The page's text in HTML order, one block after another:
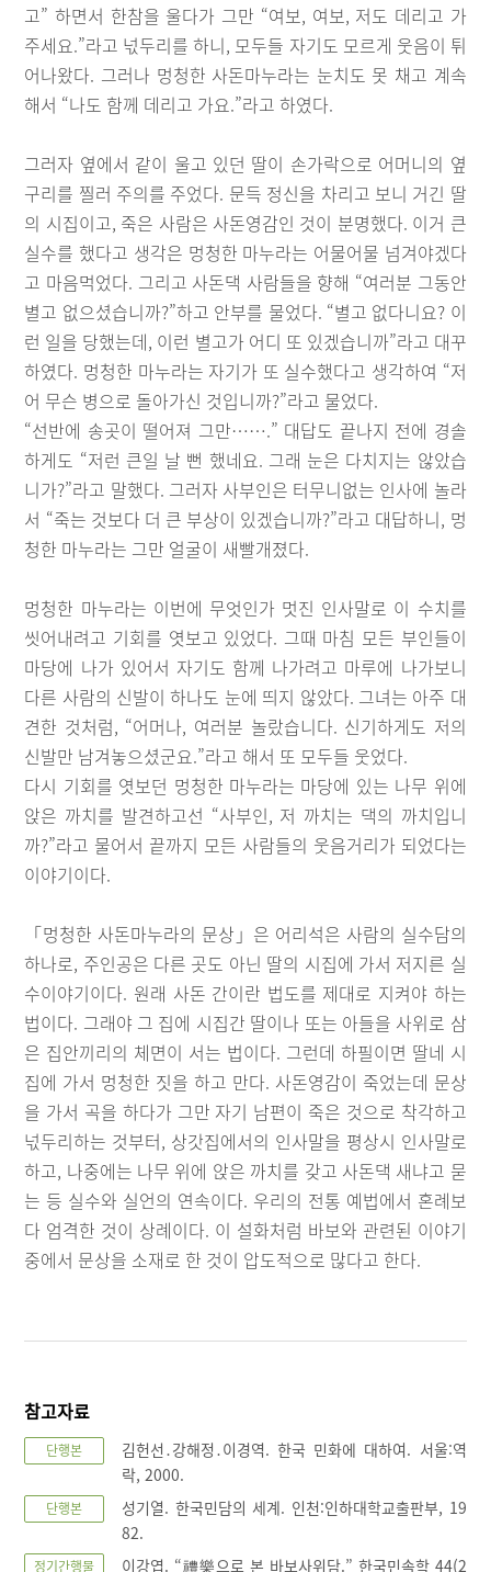
고” 하면서 한참을 울다가 그만 “여보, 여보, 저도 데리고 가
주세요.”라고 넋두리를 하니, 모두들 자기도 모르게 웃음이 튀
어나왔다. 그러나 멍청한 사돈마누라는 눈치도 못 채고 계속
해서 “나도 함께 데리고 가요.”라고 하였다.
그러자 옆에서 같이 울고 있던 딸이 손가락으로 어머니의 옆
구리를 찔러 주의를 주었다. 문득 정신을 차리고 보니 거긴 딸
의 시집이고, 죽은 사람은 사돈영감인 것이 분명했다. 이거 큰
실수를 했다고 생각은 멍청한 마누라는 어물어물 넘겨야겠다
고 마음먹었다. 그리고 사돈댁 사람들을 향해 “여러분 그동안
별고 없으셨습니까?”하고 안부를 물었다. “별고 없다니요? 이
런 일을 당했는데, 이런 별고가 어디 또 있겠습니까”라고 대꾸
하였다. 멍청한 마누라는 자기가 또 실수했다고 생각하여 “저
어 무슨 병으로 돌아가신 것입니까?”라고 물었다.
“선반에 송곳이 떨어져 그만…….” 대답도 끝나지 전에 경솔
하게도 “저런 큰일 날 뻔 했네요. 그래 눈은 다치지는 않았습
니가?”라고 말했다. 그러자 사부인은 터무니없는 인사에 놀라
서 “죽는 것보다 더 큰 부상이 있겠습니까?”라고 대답하니, 멍
청한 마누라는 그만 얼굴이 새빨개졌다.
멍청한 마누라는 이번에 무엇인가 멋진 인사말로 이 수치를
씻어내려고 기회를 엿보고 있었다. 그때 마침 모든 부인들이
마당에 나가 있어서 자기도 함께 나가려고 마루에 나가보니
다른 사람의 신발이 하나도 눈에 띄지 않았다. 그녀는 아주 대
견한 것처럼, “어머나, 여러분 놀랐습니다. 신기하게도 저의
신발만 남겨놓으셨군요.”라고 해서 또 모두들 웃었다.
다시 기회를 엿보던 멍청한 마누라는 마당에 있는 나무 위에
앉은 까치를 발견하고선 “사부인, 저 까치는 댁의 까치입니
까?”라고 물어서 끝까지 모든 사람들의 웃음거리가 되었다는
이야기이다.
「멍청한 사돈마누라의 문상」은 어리석은 사람의 실수담의
하나로, 주인공은 다른 곳도 아닌 딸의 시집에 가서 저지른 실
수이야기이다. 원래 사돈 간이란 법도를 제대로 지켜야 하는
법이다. 그래야 그 집에 시집간 딸이나 또는 아들을 사위로 삼
은 집안끼리의 체면이 서는 법이다. 그런데 하필이면 딸네 시
집에 가서 멍청한 짓을 하고 만다. 사돈영감이 죽었는데 문상
을 가서 곡을 하다가 그만 자기 남편이 죽은 것으로 착각하고
넋두리하는 것부터, 상갓집에서의 인사말을 평상시 인사말로
하고, 나중에는 나무 위에 앉은 까치를 갖고 사돈댁 새냐고 묻
는 등 실수와 실언의 연속이다. 우리의 전통 예법에서 혼례보
다 엄격한 것이 상례이다. 이 설화처럼 바보와 관련된 이야기
중에서 문상을 소재로 한 것이 압도적으로 많다고 한다.
참고자료
단행본
김헌선․강해정․이경역. 한국 민화에 대하여. 서울:역
락, 2000.
단행본
성기열. 한국민담의 세계. 인천:인하대학교출판부, 19
82.
정기간행물 이강엽. “禮樂으로 본 바보사위담.” 한국민속학 44(2